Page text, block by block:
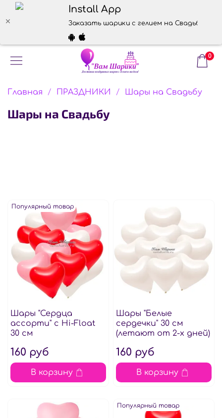
Install App
Заказать шарики с гелием на Свадьбу
0
Главная ПРАЗДНИКИ Шары на Свадьбу
Шары на Свадьбу
Популярный товар
Шары "Сердца
ассорти" с Hi-Floаt
30 см
160 руб
В корзину
Шары "Белые
сердечки" 30 см
(летают от 2-х дней)
160 руб
В корзину
Популярный товар